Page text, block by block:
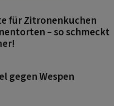
für Zitronenkuchen
– so schmeckt
gegen Wespen